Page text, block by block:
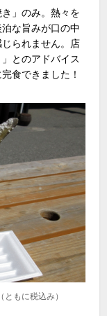
」のみ。熱々を
な旨みが口の中
られません。店
とのアドバイス
食できました！
もに税込み）